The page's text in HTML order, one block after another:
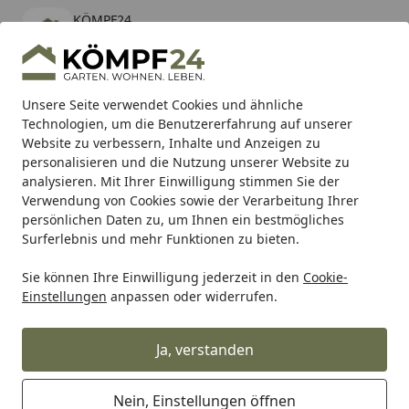
Unsere Seite verwendet Cookies und ähnliche
Technologien, um die Benutzererfahrung auf unserer
Website zu verbessern, Inhalte und Anzeigen zu
personalisieren und die Nutzung unserer Website zu
analysieren. Mit Ihrer Einwilligung stimmen Sie der
Verwendung von Cookies sowie der Verarbeitung Ihrer
persönlichen Daten zu, um Ihnen ein bestmögliches
Surferlebnis und mehr Funktionen zu bieten.
Sie können Ihre Einwilligung jederzeit in den Cookie-
Einstellungen anpassen oder widerrufen.
Ja, verstanden
Nein, Einstellungen öffnen
KÖMPF24
kostenlos - Im App Store
Hotline
Alle Produkte
Mein Konto
Suchen
Karibu Pools inkl. gratis Sandfilteranlage & Pool-
Starterset (Gesamtwert bis 468,99€)
Startseite
Alles für den Garten Gartenhaus Gartenhäuser Holz
Weka 28 mm Gartenhaus Premium
28 mit Vordach (20 cm)